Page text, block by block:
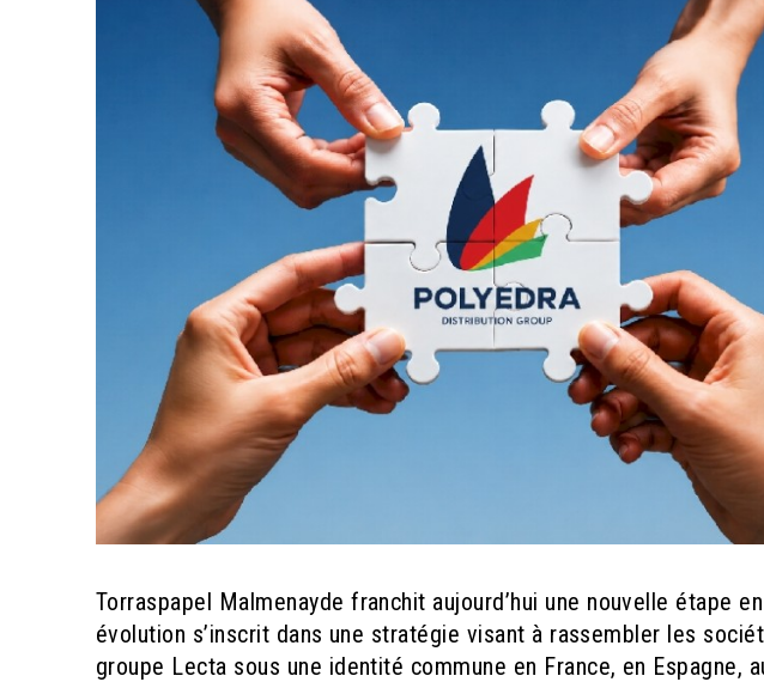
Torraspapel Malmenayde franchit aujourd’hui une nouvelle étape en
évolution s’inscrit dans une stratégie visant à rassembler les
groupe Lecta sous une identité commune en France, en Espagne,